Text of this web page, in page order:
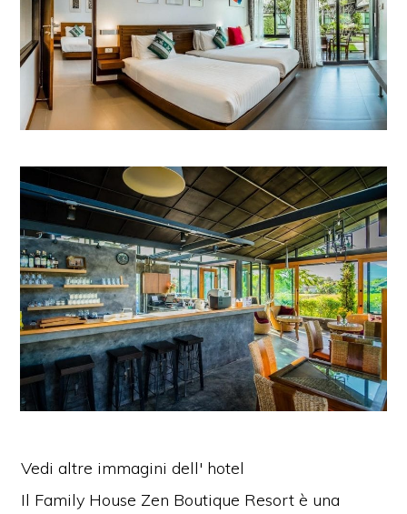
Vedi altre immagini dell' hotel
Il Family House Zen Boutique Resort è una